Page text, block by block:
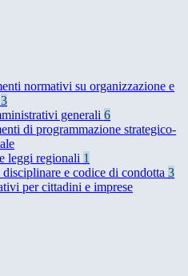
normativi su organizzazione e
3
generali 6
di programmazione strategico-
leggi regionali 1
e codice di condotta 3
per cittadini e imprese